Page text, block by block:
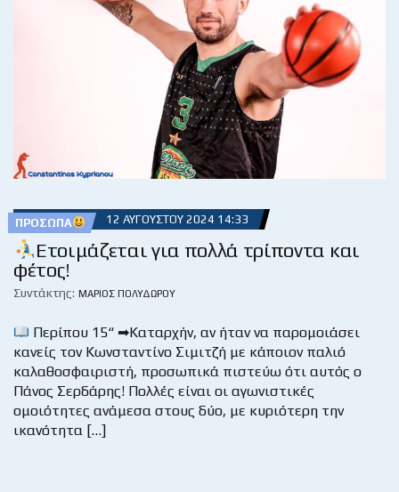
ΠΡΌΣΩΠΑ 12 ΑΥΓΟΎΣΤΟΥ 2024 14:33
Ετοιμάζεται για πολλά τρίποντα και
φέτος!
Συντάκτης: ΜΆΡΙΟΣ ΠΟΛΥΔΏΡΟΥ
Περίπου 15“ ➡Καταρχήν, αν ήταν να παρομοιάσει
κανείς τον Κωνσταντίνο Σιμιτζή με κάποιον παλιό
καλαθοσφαιριστή, προσωπικά πιστεύω ότι αυτός ο
Πάνος Σερδάρης! Πολλές είναι οι αγωνιστικές
ομοιότητες ανάμεσα στους δύο, με κυριότερη την
ικανότητα […]